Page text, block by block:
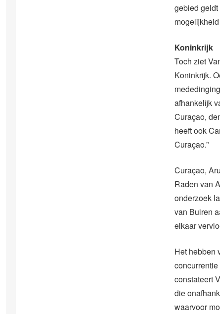
gebied
Koninkrijk
Toch ziet
Koninkrijk.
afhankelijk
Curaçao,
heeft ook
Curaçao.”
Curaçao,
Raden van
onderzoek
van Buiren
elkaar
Het hebben
constateert
die
waarvoor